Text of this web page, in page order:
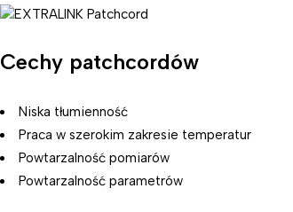
Cechy patchcordów
Niska tłumienność
Praca w szerokim zakresie temperatur
Powtarzalność pomiarów
Powtarzalność parametrów